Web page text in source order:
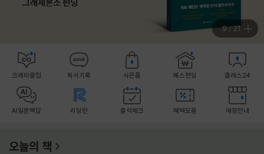
9/21
크레마클럽 독서기록 사은품 예스펀딩 클래스24
AI일문백답 리딩런 출석체크 혜택모음 매장안내
오늘의 책